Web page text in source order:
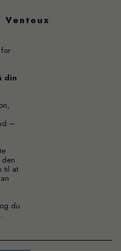
Ventoux
din
–
til at
du